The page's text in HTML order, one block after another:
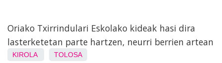
Oriako Txirrindulari Eskolako kideak hasi dira
lasterketetan parte hartzen, neurri berrien artean
KIROLA TOLOSA